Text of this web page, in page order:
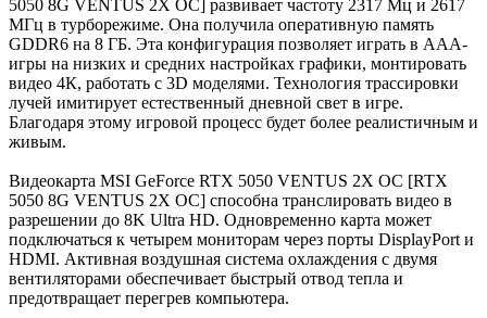
5050 8G VENTUS 2X OC] развивает частоту 2317 Мц и 2617
МГц в турборежиме. Она получила оперативную память
GDDR6 на 8 ГБ. Эта конфигурация позволяет играть в ААА-
игры на низких и средних настройках графики, монтировать
видео 4К, работать с 3D моделями. Технология трассировки
лучей имитирует естественный дневной свет в игре.
Благодаря этому игровой процесс будет более реалистичным и
живым.
Видеокарта MSI GeForce RTX 5050 VENTUS 2X OC [RTX
5050 8G VENTUS 2X OC] способна транслировать видео в
разрешении до 8K Ultra HD. Одновременно карта может
подключаться к четырем мониторам через порты DisplayPort и
HDMI. Активная воздушная система охлаждения с двумя
вентиляторами обеспечивает быстрый отвод тепла и
предотвращает перегрев компьютера.